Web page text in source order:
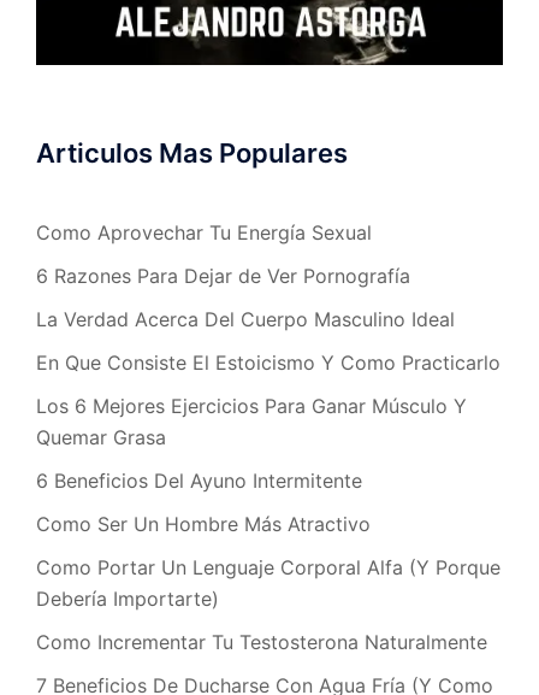
Articulos Mas Populares
Como Aprovechar Tu Energía Sexual
6 Razones Para Dejar de Ver Pornografía
La Verdad Acerca Del Cuerpo Masculino Ideal
En Que Consiste El Estoicismo Y Como Practicarlo
Los 6 Mejores Ejercicios Para Ganar Músculo Y
Quemar Grasa
6 Beneficios Del Ayuno Intermitente
Como Ser Un Hombre Más Atractivo
Como Portar Un Lenguaje Corporal Alfa (Y Porque
Debería Importarte)
Como Incrementar Tu Testosterona Naturalmente
7 Beneficios De Ducharse Con Agua Fría (Y Como